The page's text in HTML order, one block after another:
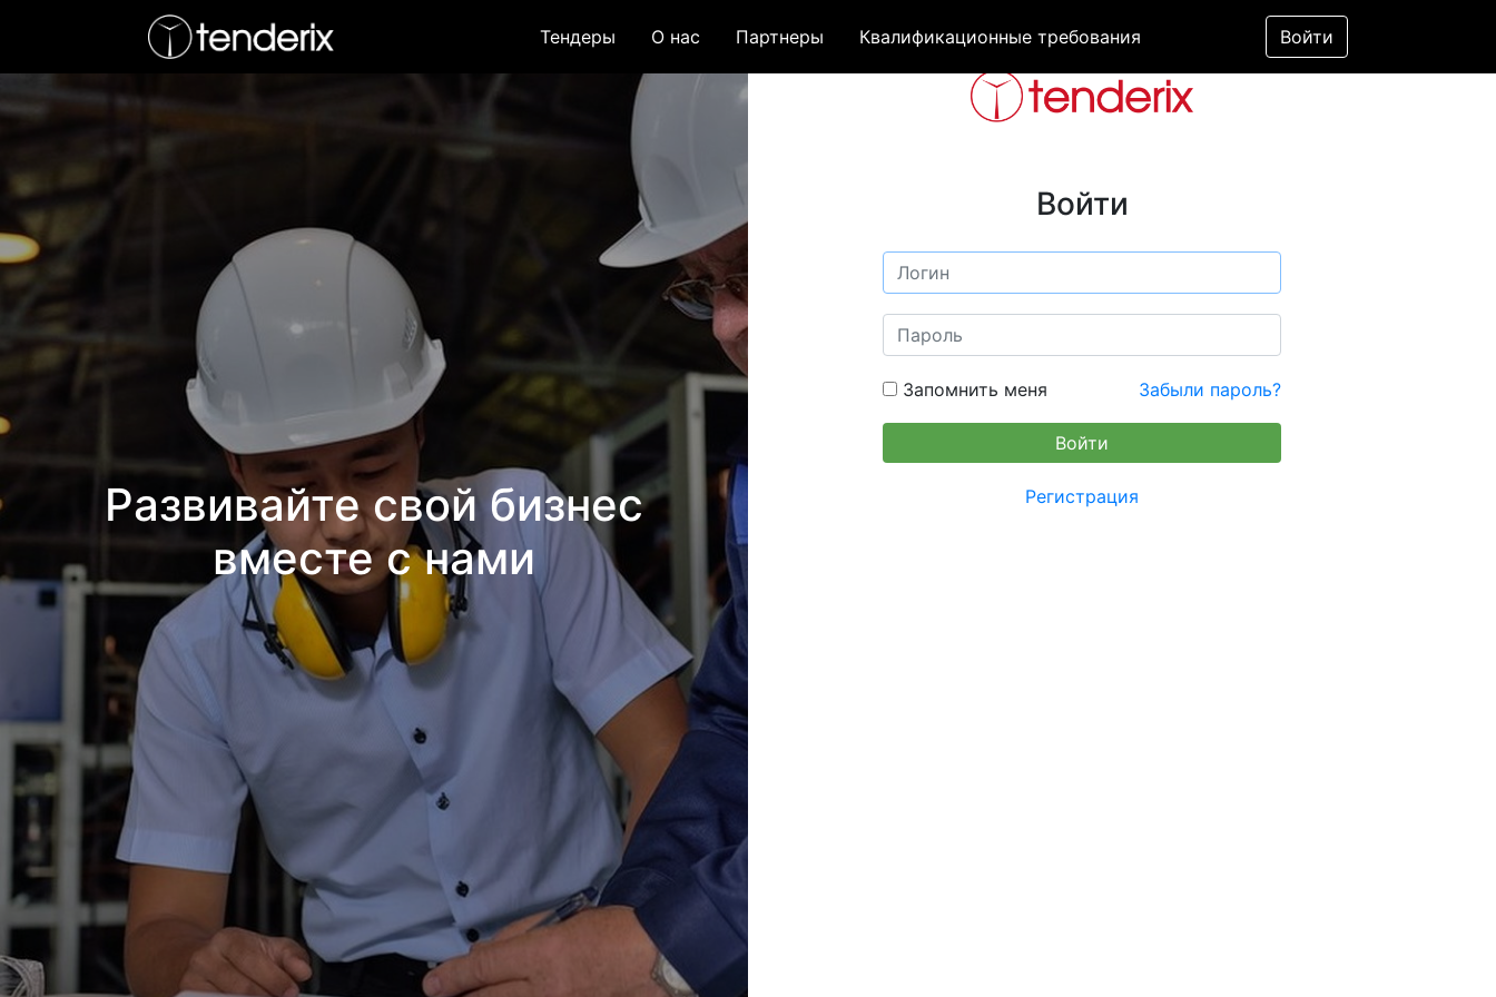
Тендеры О нас Партнеры Квалификационные требования Войти
Войти
Запомнить меня Забыли пароль?
Регистрация
Развивайте свой бизнес
вместе с нами